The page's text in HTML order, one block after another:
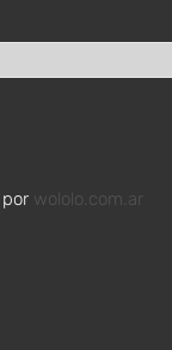
wololo.com.ar